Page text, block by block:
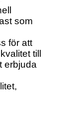
som
för att
till
erbjuda